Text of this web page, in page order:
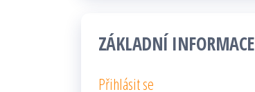
ZÁKLADNÍ INFORMACE
Přihlásit se